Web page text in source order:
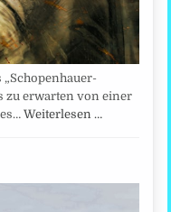
zu erwarten von einer
Weiterlesen …